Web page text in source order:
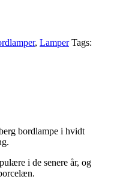
, Lamper Tags:
bordlampe i hvidt
i de senere år, og